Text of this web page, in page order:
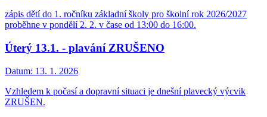
zápis dětí do 1. ročníku základní školy pro školní rok 2026/2027
proběhne v pondělí 2. 2. v čase od 13:00 do 16:00.
Úterý 13.1. - plavání ZRUŠENO
Datum: 13. 1. 2026
Vzhledem k počasí a dopravní situaci je dnešní plavecký výcvik
ZRUŠEN.